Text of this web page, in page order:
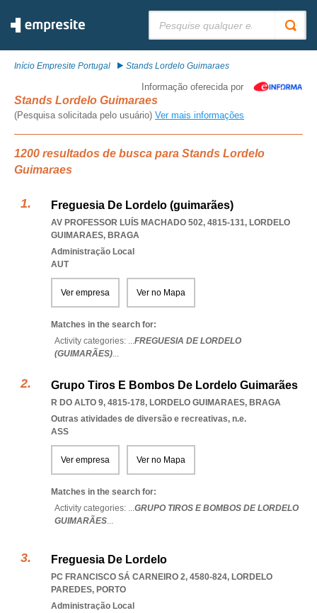
Início Empresite Portugal Stands Lordelo Guimaraes
Informação oferecida por
Stands Lordelo Guimaraes
(Pesquisa solicitada pelo usuário) Ver mais informações
1200 resultados de busca para Stands Lordelo
Guimaraes
Freguesia De Lordelo (guimarães)
AV PROFESSOR LUÍS MACHADO 502, 4815-131, LORDELO
GUIMARAES, BRAGA
Administração Local
AUT
Ver empresa Ver no Mapa
Matches in the search for:
Activity categories: ...FREGUESIA DE LORDELO
(GUIMARÃES)...
Grupo Tiros E Bombos De Lordelo Guimarães
R DO ALTO 9, 4815-178, LORDELO GUIMARAES, BRAGA
Outras atividades de diversão e recreativas, n.e.
ASS
Ver empresa Ver no Mapa
Matches in the search for:
Activity categories: ...GRUPO TIROS E BOMBOS DE LORDELO
GUIMARÃES...
Freguesia De Lordelo
PC FRANCISCO SÁ CARNEIRO 2, 4580-824, LORDELO
PAREDES, PORTO
Administração Local